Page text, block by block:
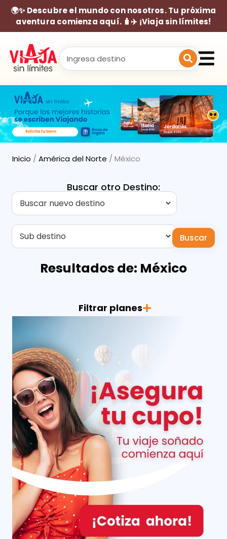
🌍✨ Descubre el mundo con nosotros. Tu próxima
aventura comienza aquí. 🧳✈️ ¡Viaja sin límites!
Inicio / América del Norte / México
Buscar otro Destino:
Buscar
Resultados de: México
Filtrar planes